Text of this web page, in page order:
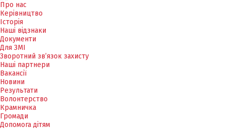
Про нас
Керівництво
Історія
Наші відзнаки
Документи
Для ЗМІ
Зворотний зв’язок захисту
Наші партнери
Вакансії
Новини
Результати
Волонтерство
Крамничка
Громади
Допомога дітям